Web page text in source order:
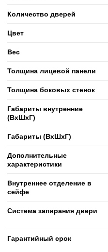
Количество дверей
Цвет
Вес
Толщина лицевой панели
Толщина боковых стенок
Габариты внутренние
(ВxШxГ)
Габариты (ВxШxГ)
Дополнительные
характеристики
Внутреннее отделение в
сейфе
Система запирания двери
Гарантийный срок